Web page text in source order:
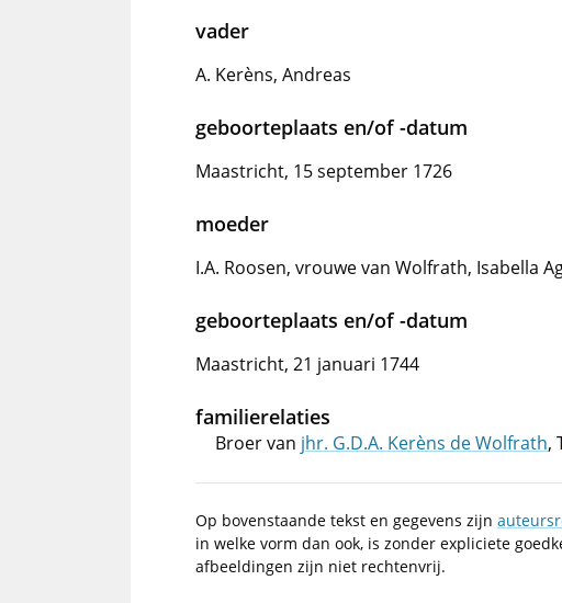
vader
A. Kerèns, Andreas
geboorteplaats en/of -datum
Maastricht, 15 september 1726
moeder
I.A. Roosen, vrouwe van Wolfrath, Isabella
geboorteplaats en/of -datum
Maastricht, 21 januari 1744
familierelaties
Broer van jhr. G.D.A. Kerèns de Wolfrath,
Op bovenstaande tekst en gegevens zijn
in welke vorm dan ook, is zonder expliciete
afbeeldingen zijn niet rechtenvrij.